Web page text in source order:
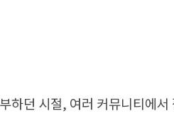
하던 시절, 여러 커뮤니티에